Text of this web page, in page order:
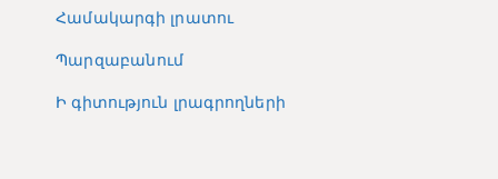
Համակարգի լրատու
Պարզաբանում
Ի գիտություն լրագրողների